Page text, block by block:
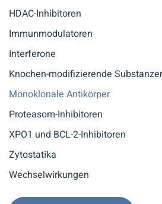
HDAC-Inhibitoren
Immunmodulatoren
Interferone
Knochen-modifizierende
Monoklonale Antikörper
Proteasom-Inhibitoren
XPO1 und BCL-2-Inhibitoren
Zytostatika
Wechselwirkungen